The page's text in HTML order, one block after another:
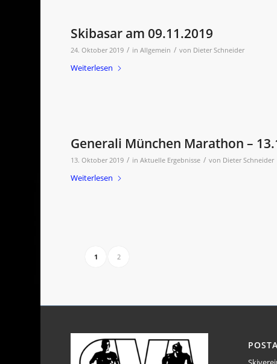
Skibasar am 09.11.2019
24. Oktober 2019 / inAllgemein / von Dieter Schneider
Weiterlesen
Generali München Marathon –
13. Oktober 2019 / inAktuelle Ergebnisse / von Dieter Schneider
Weiterlesen
1 2